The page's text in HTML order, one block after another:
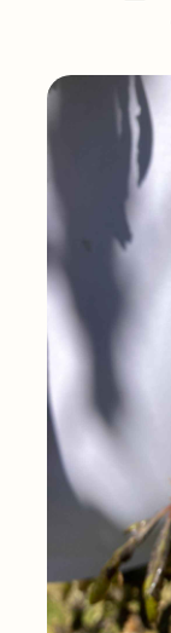
Nieuws
Word lid